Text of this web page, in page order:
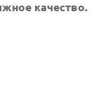
качество.